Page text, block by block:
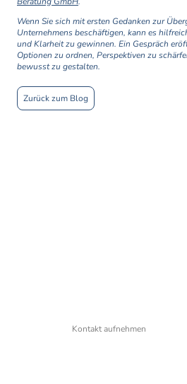
Wenn Sie sich mit ersten Gedanken zur
Unternehmens beschäftigen, kann es
und Klarheit zu gewinnen. Ein Gespräch
Optionen zu ordnen, Perspektiven zu
bewusst zu gestalten.
Zurück zum Blog
Kontakt aufnehmen